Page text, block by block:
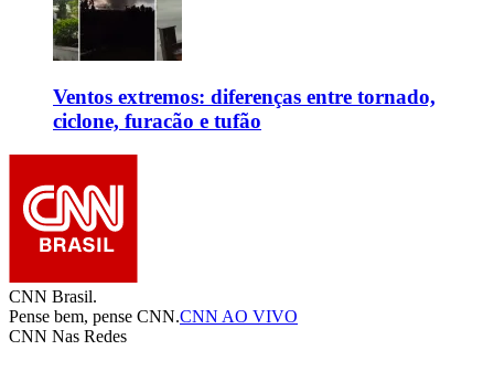
Ventos extremos: diferenças entre tornado,
ciclone, furacão e tufão
CNN Brasil.
Pense bem, pense CNN.CNN AO VIVO
CNN Nas Redes